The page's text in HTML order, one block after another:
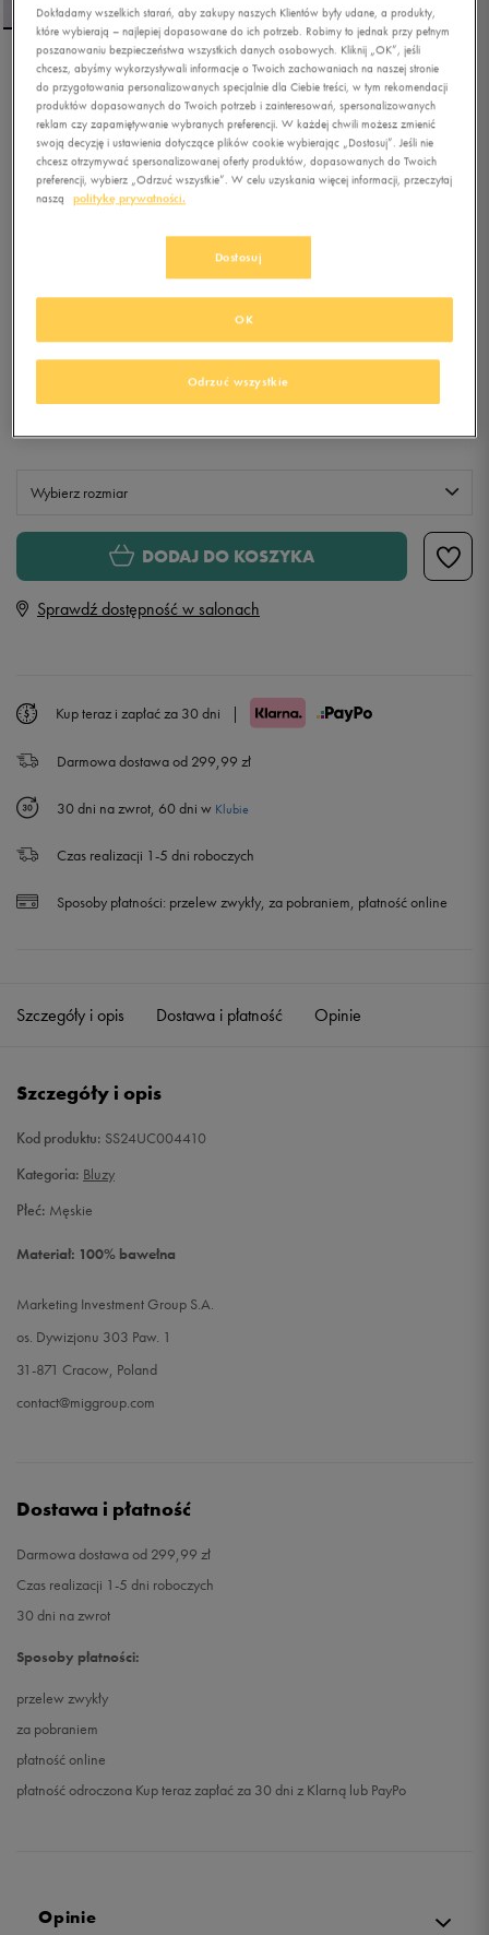
FILA BLUZA RAMY
0.0 (0)
(cena bezpośrednio przed promocją)
zł -47%(najniższa cena z 30 dni przed obniżką)
92,00zł z Vat
KLUBIE 50 STYLE
Wybierz rozmiar
M
XL Powiadom o dostępności
DODAJ DO KOSZYKA
Sprawdź dostępność w salonach
Kup teraz i zapłać za 30 dni |
Darmowa dostawa od 299,99 zł
30 dni na zwrot, 60 dni w Klubie
Czas realizacji 1-5 dni roboczych
Sposoby płatności: przelew zwykły, za pobraniem, płatność online
Szczegóły i opis Dostawa i płatność Opinie
Szczegóły i opis
Kod produktu: SS24UC004410
Kategoria: Bluzy
Płeć: Męskie
Materiał: 100% bawełna
Marketing Investment Group S.A.
os. Dywizjonu 303 Paw. 1
31-871 Cracow, Poland
contact@miggroup.com
Dostawa i płatność
Darmowa dostawa od 299,99 zł
Czas realizacji 1-5 dni roboczych
30 dni na zwrot
Sposoby płatności:
przelew zwykły
za pobraniem
płatność online
płatność odroczona Kup teraz zapłać za 30 dni z Klarną lub PayPo
Opinie
Dokładamy wszelkich starań, aby zakupy naszych Klientów były udane, a produkty,
które wybierają – najlepiej dopasowane do ich potrzeb. Robimy to jednak przy pełnym
poszanowaniu bezpieczeństwa wszystkich danych osobowych. Kliknij „OK”, jeśli
chcesz, abyśmy wykorzystywali informacje o Twoich zachowaniach na naszej stronie
do przygotowania personalizowanych specjalnie dla Ciebie treści, w tym rekomendacji
produktów dopasowanych do Twoich potrzeb i zainteresowań, spersonalizowanych
reklam czy zapamiętywanie wybranych preferencji. W każdej chwili możesz zmienić
swoją decyzję i ustawienia dotyczące plików cookie wybierając „Dostosuj”. Jeśli nie
chcesz otrzymywać spersonalizowanej oferty produktów, dopasowanych do Twoich
preferencji, wybierz „Odrzuć wszystkie”. W celu uzyskania więcej informacji, przeczytaj
naszą
politykę prywatności.
Dostosuj
Odrzuć wszystkie
OK